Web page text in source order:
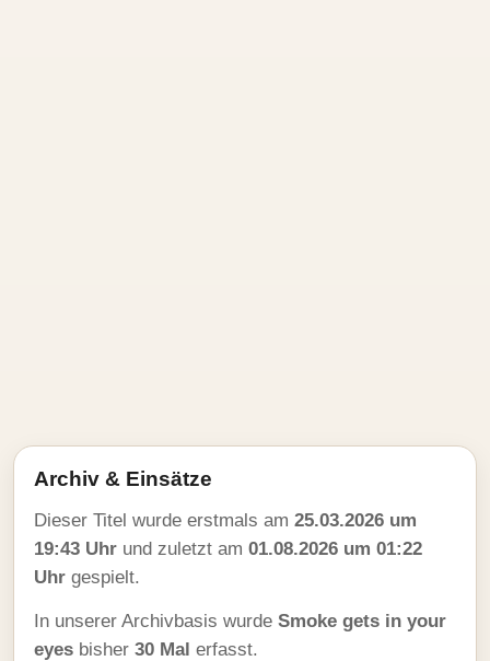
Archiv & Einsätze
Dieser Titel wurde erstmals am 25.03.2026 um
19:43 Uhr und zuletzt am 01.08.2026 um 01:22
Uhr gespielt.
In unserer Archivbasis wurde Smoke gets in your
eyes bisher 30 Mal erfasst.